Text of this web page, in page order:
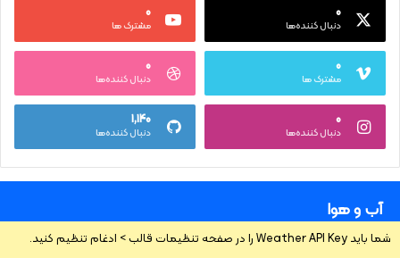
۰
دنبال کننده‌ها
۰
مشترک ها
۰
مشترک ها
۰
دنبال کننده‌ها
۰
دنبال کننده‌ها
۱,۱۴۰
دنبال کننده‌ها
آب و هوا
شما باید Weather API Key را در صفحه تنظیمات قالب > ادغام تنظیم کنید.